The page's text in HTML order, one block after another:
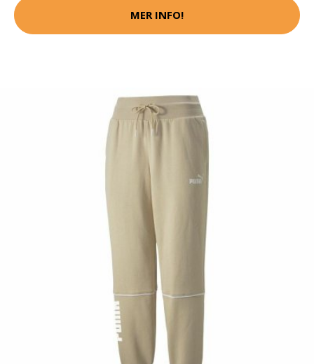
MER INFO!